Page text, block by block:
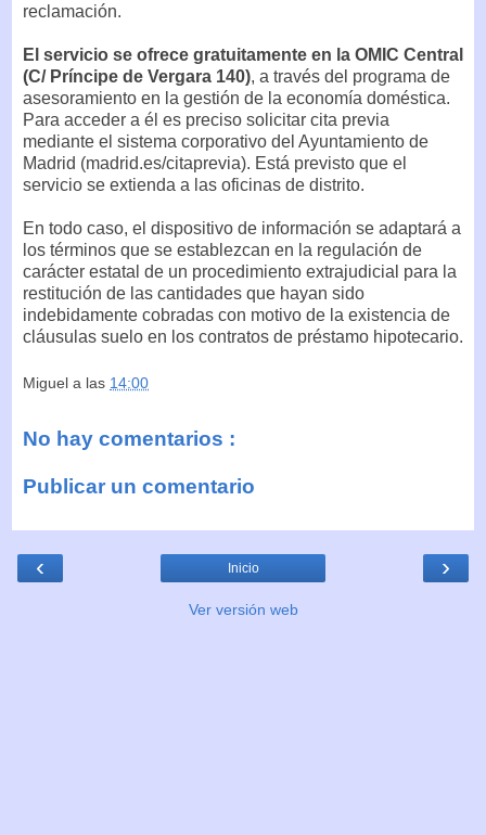
reclamación.
El servicio se ofrece gratuitamente en la OMIC Central
(C/ Príncipe de Vergara 140), a través del programa de
asesoramiento en la gestión de la economía doméstica.
Para acceder a él es preciso solicitar cita previa
mediante el sistema corporativo del Ayuntamiento de
Madrid (madrid.es/citaprevia). Está previsto que el
servicio se extienda a las oficinas de distrito.
En todo caso, el dispositivo de información se adaptará a
los términos que se establezcan en la regulación de
carácter estatal de un procedimiento extrajudicial para la
restitución de las cantidades que hayan sido
indebidamente cobradas con motivo de la existencia de
cláusulas suelo en los contratos de préstamo hipotecario.
Miguel a las 14:00
No hay comentarios :
Publicar un comentario
‹ ›
Inicio
Ver versión web